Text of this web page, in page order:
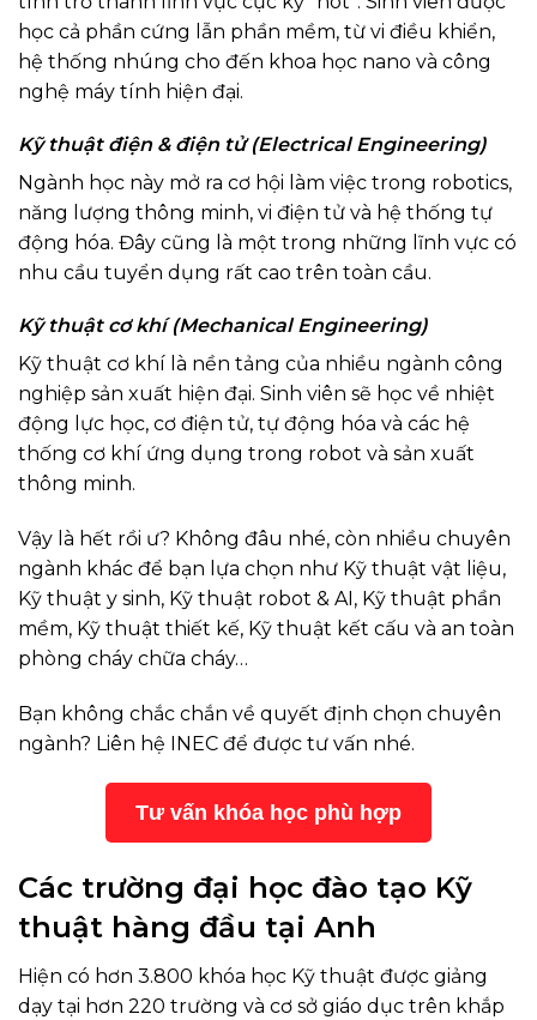
học cả phần cứng lẫn phần mềm, từ vi điều khiển,
hệ thống nhúng cho đến khoa học nano và công
nghệ máy tính hiện đại.
Kỹ thuật điện & điện tử (Electrical Engineering)
Ngành học này mở ra cơ hội làm việc trong robotics,
năng lượng thông minh, vi điện tử và hệ thống tự
động hóa. Đây cũng là một trong những lĩnh vực có
nhu cầu tuyển dụng rất cao trên toàn cầu.
Kỹ thuật cơ khí (Mechanical Engineering)
Kỹ thuật cơ khí là nền tảng của nhiều ngành công
nghiệp sản xuất hiện đại. Sinh viên sẽ học về nhiệt
động lực học, cơ điện tử, tự động hóa và các hệ
thống cơ khí ứng dụng trong robot và sản xuất
thông minh.
Vậy là hết rồi ư? Không đâu nhé, còn nhiều chuyên
ngành khác để bạn lựa chọn như Kỹ thuật vật liệu,
Kỹ thuật y sinh, Kỹ thuật robot & AI, Kỹ thuật phần
mềm, Kỹ thuật thiết kế, Kỹ thuật kết cấu và an toàn
phòng cháy chữa cháy…
Bạn không chắc chắn về quyết định chọn chuyên
ngành? Liên hệ INEC để được tư vấn nhé.
Tư vấn khóa học phù hợp
Các trường đại học đào tạo Kỹ
thuật hàng đầu tại Anh
Hiện có hơn 3.800 khóa học Kỹ thuật được giảng
dạy tại hơn 220 trường và cơ sở giáo dục trên khắp